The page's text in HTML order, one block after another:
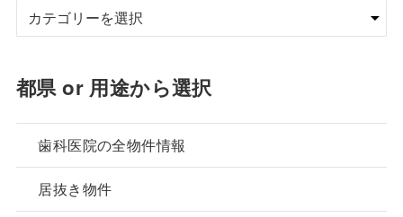
都県 or 用途から選択
歯科医院の全物件情報
居抜き物件